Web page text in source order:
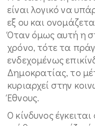
είναι λογικό να
εξ ου και
Όταν όμως αυτή η
χρόνο, τότε τα
ενδεχομένως
Δημοκρατίας, το
κυριαρχεί στην
Έθνους.
Ο κίνδυνος